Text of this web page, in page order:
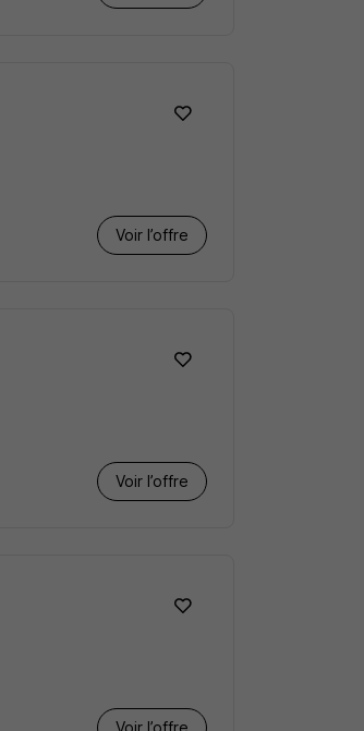
Voir l’offre
Voir l’offre